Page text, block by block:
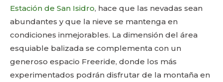
Estación de San Isidro, hace que las nevadas sean
abundantes y que la nieve se mantenga en
condiciones inmejorables. La dimensión del área
esquiable balizada se complementa con un
generoso espacio Freeride, donde los más
experimentados podrán disfrutar de la montaña en